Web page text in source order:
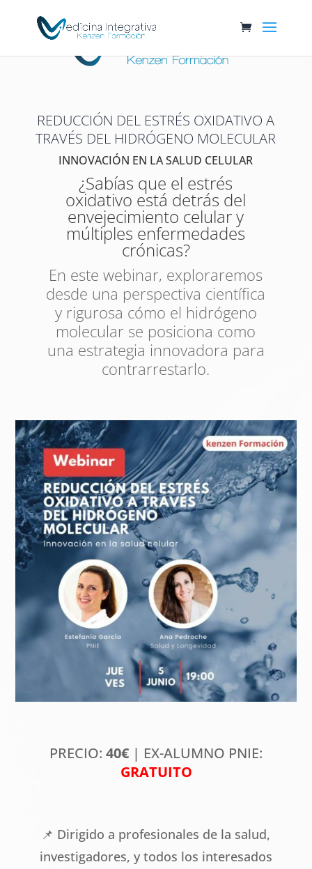
REDUCCIÓN DEL ESTRÉS OXIDATIVO A
TRAVÉS DEL HIDRÓGENO MOLECULAR
INNOVACIÓN EN LA SALUD CELULAR
¿Sabías que el estrés
oxidativo está detrás del
envejecimiento celular y
múltiples enfermedades
crónicas?
En este webinar, exploraremos
desde una perspectiva científica
y rigurosa cómo el hidrógeno
molecular se posiciona como
una estrategia innovadora para
contrarrestarlo.
PRECIO: 40€ | EX-ALUMNO PNIE:
GRATUITO
📌 Dirigido a profesionales de la salud,
investigadores, y todos los interesados